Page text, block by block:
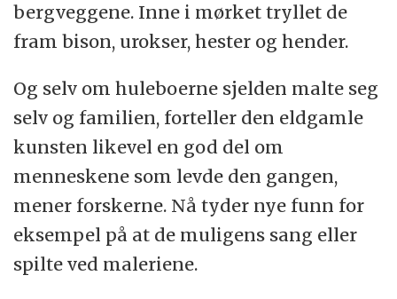
bergveggene. Inne i mørket tryllet de
fram bison, urokser, hester og hender.
Og selv om huleboerne sjelden malte seg
selv og familien, forteller den eldgamle
kunsten likevel en god del om
menneskene som levde den gangen,
mener forskerne. Nå tyder nye funn for
eksempel på at de muligens sang eller
spilte ved maleriene.